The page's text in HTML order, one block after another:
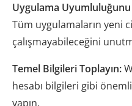
Uygulama
Tüm uygulamaların yeni
çalışmayabileceğini
Temel Bilgileri Toplayın:
hesabı bilgileri gibi
yapın.